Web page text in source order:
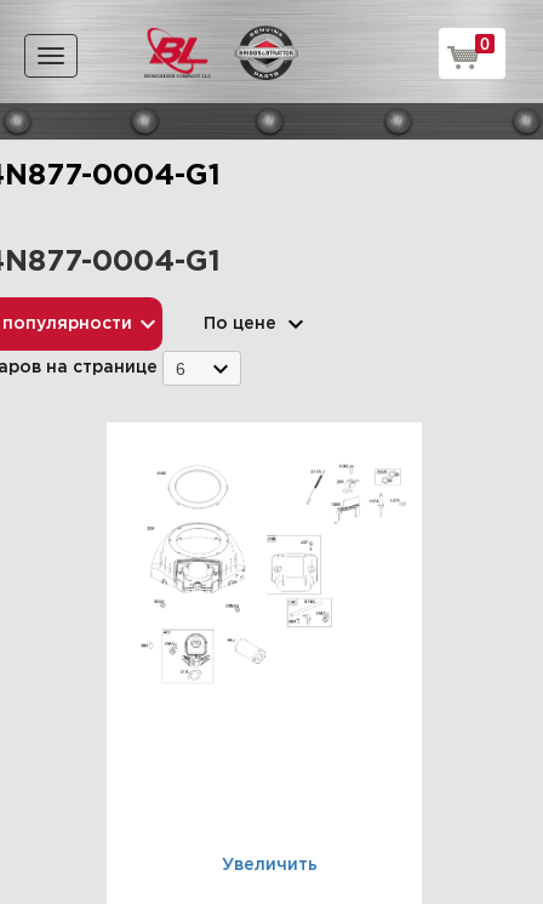
Toggle
navigation
0
0004-G1
0004-G1
По цене
на странице 6
Увеличить